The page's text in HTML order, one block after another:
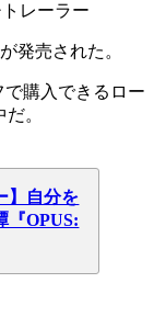
レーラー
発売された。
で購入できるロー
。
】自分を
『OPUS: